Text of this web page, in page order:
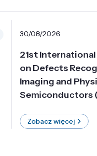
30/08/2026
21st
on Defects
Imaging and
Semiconductors
Zobacz więcej